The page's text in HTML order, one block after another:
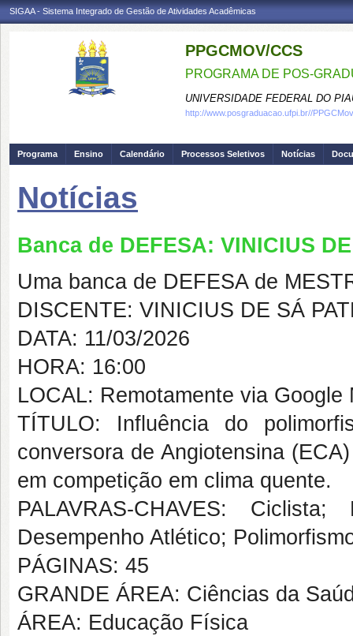
SIGAA - Sistema Integrado de Gestão de Atividades Acadêmicas
PPGCMOV/CCS
PROGRAMA DE POS-
UNIVERSIDADE FEDERAL DO
http://www.posgraduacao.ufpi.br//
Programa Ensino Calendário Processos Seletivos Notícias
Notícias
Banca de DEFESA: VINICIUS
Uma banca de DEFESA de
DISCENTE: VINICIUS DE SÁ
DATA: 11/03/2026
HORA: 16:00
LOCAL: Remotamente via Google
TÍTULO: Influência do
conversora de Angiotensina
em competição em clima quente.
PALAVRAS-CHAVES:
Desempenho Atlético;
PÁGINAS: 45
GRANDE ÁREA: Ciências da
ÁREA: Educação Física